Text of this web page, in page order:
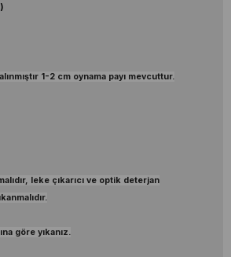
1-2 cm oynama payı mevcuttur.
leke çıkarıcı ve optik deterjan
göre yıkanız.